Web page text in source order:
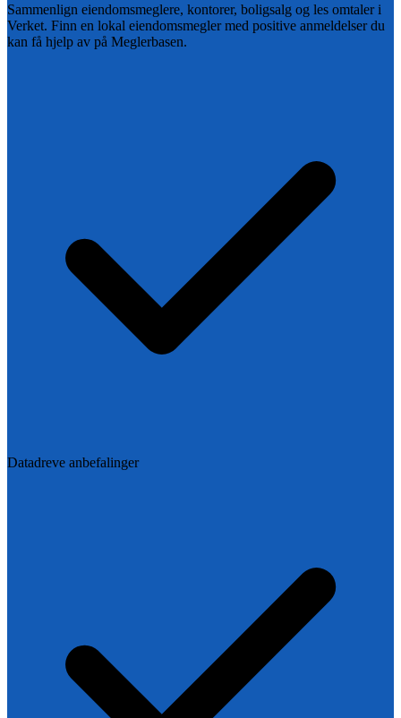
Sammenlign eiendomsmeglere, kontorer, boligsalg og les omtaler i
Verket. Finn en lokal eiendomsmegler med positive anmeldelser du
kan få hjelp av på Meglerbasen.
Datadreve anbefalinger